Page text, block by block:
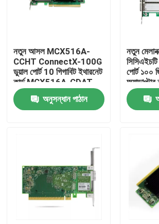
মান নিয়ন্ত্রণ
যোগাযোগ করুন
400G/800G অপটিক্যাল মডিউল
নতুন আসল MCX516A-
CCHT ConnectX-100G
ডুয়াল পোর্ট 10 গিগাবিট ইথারনেট
কার্ড MCX516A-CDAT
অনুসন্ধান পাঠান
নতুন
পোর্ট ১০০
অ্যাডাপ্টার